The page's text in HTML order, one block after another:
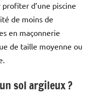
d’une piscine
de moins de
en maçonnerie
de taille moyenne ou
sol argileux ?